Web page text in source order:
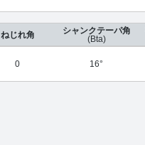
ねじれ角
0
シャンクテーパ角
(Bta)
16°